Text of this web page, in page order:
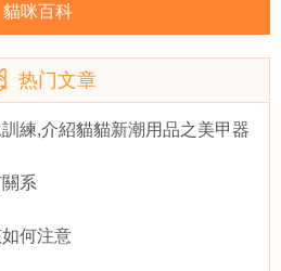
貓咪百科
热门文章
練,介紹貓貓新潮用品之美甲器
系
何注意